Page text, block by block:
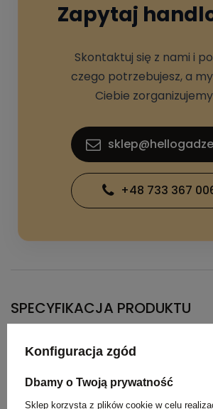
Zapytaj
Skontaktuj się z nami i
czego potrzebujesz, a
Ciebie
+48 733 367
SPECYFIKACJA PRODUKTU
Kolor
Materiał RPET, PP,
Konfiguracja zgód
Dbamy o Twoją prywatność
Sklep korzysta z plików cookie w celu